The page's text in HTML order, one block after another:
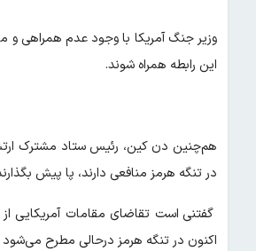
وزیر جنگ آمریکا با وجود عدم همراهی و
این رابطه همراه شوند.
هم‌چنین دن کین، رئیس ستاد مشترک
در تنگه هرمز منافعی دارند، پا پیش
گفتنی است تقاضای مقامات آمریکایی
اکنون در تنگه هرمز درحالی مطرح